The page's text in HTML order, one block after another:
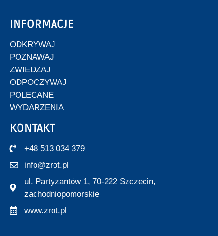
INFORMACJE
ODKRYWAJ
POZNAWAJ
ZWIEDZAJ
ODPOCZYWAJ
POLECANE
WYDARZENIA
KONTAKT
+48 513 034 379
info@zrot.pl
ul. Partyzantów 1, 70-222 Szczecin,
zachodniopomorskie
www.zrot.pl